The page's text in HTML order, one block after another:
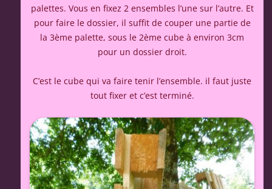
palettes. Vous en fixez 2 ensembles l’une sur l’autre. Et
pour faire le dossier, il suffit de couper une partie de
la 3ème palette, sous le 2ème cube à environ 3cm
pour un dossier droit.
C’est le cube qui va faire tenir l’ensemble. il faut juste
tout fixer et c’est terminé.